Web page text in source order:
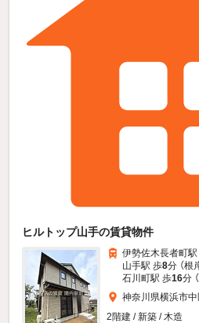
ヒルトップ山手の賃貸物件
伊勢佐木長者町駅
山手駅 歩8分 （根
石川町駅 歩16分
神奈川県横浜市
2階建 / 新築 / 木造